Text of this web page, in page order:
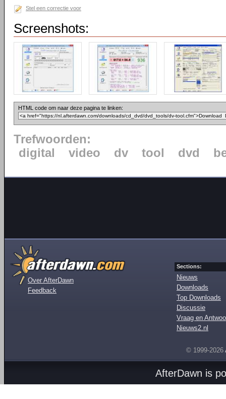
Stel een correctie voor
Screenshots:
HTML code om naar deze pagina te linken:
Trefwoorden:
digital
video dv tool dvd
Over AfterDawn
Feedback
Sections:
Nieuws
Downloads
Top Downloads
Discussie
Vraag en
Nieuws2.nl
© 1999-2026
AfterDawn is